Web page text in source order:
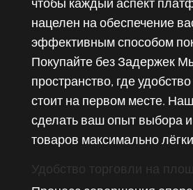
чтобы каждый аспект
нацелен на обеспечение
эффективным способом
Покупайте без Задержек
пространство, где
стоит на первом месте.
сделать ваш опыт выбора
товаров максимально
Удобство торговли на